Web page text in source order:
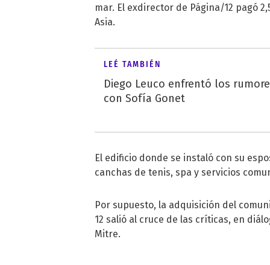
mar. El exdirector de Página/12 pagó
Asia.
LEÉ TAMBIÉN
Diego Leuco enfrentó los
con Sofía Gonet
El edificio donde se instaló con su
canchas de tenis, spa y servicios
Por supuesto, la adquisición del
12 salió al cruce de las críticas, en
Mitre.